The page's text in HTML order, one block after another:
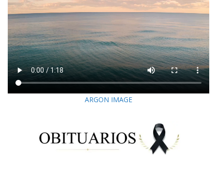
ARGON IMAGE